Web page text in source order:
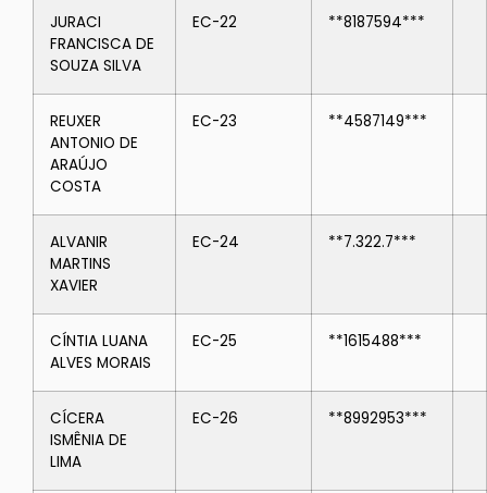
JURACI
FRANCISCA DE
SOUZA SILVA
EC-22 **8187594***
REUXER
ANTONIO DE
ARAÚJO
COSTA
EC-23 **4587149***
ALVANIR
MARTINS
XAVIER
EC-24 **7.322.7***
CÍNTIA LUANA
ALVES MORAIS
EC-25 **1615488***
CÍCERA
ISMÊNIA DE
LIMA
EC-26 **8992953***